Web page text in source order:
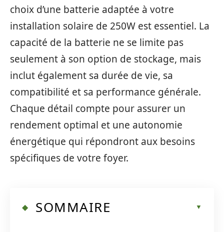
choix d’une batterie adaptée à votre
installation solaire de 250W est essentiel. La
capacité de la batterie ne se limite pas
seulement à son option de stockage, mais
inclut également sa durée de vie, sa
compatibilité et sa performance générale.
Chaque détail compte pour assurer un
rendement optimal et une autonomie
énergétique qui répondront aux besoins
spécifiques de votre foyer.
SOMMAIRE